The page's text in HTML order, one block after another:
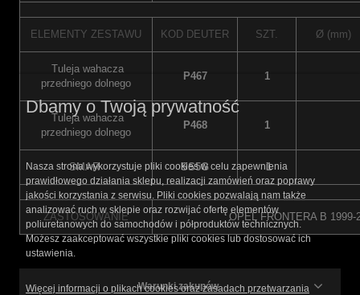
ELEMENTY ZESTAWU KOD DEUTER SZT. Ø (mm)
Tuleja wahacza
przedniego dolnego
P467 1
Tuleja wahacza
przedniego dolnego
P468 1
SMAR SS5G 1
ZASTOSOWANIE OPEL FRONTERA B
Warunki zakupów
Dbamy o Twoją prywatność
Nasza strona wykorzystuje pliki cookies w celu zapewnienia
prawidłowego działania sklepu, realizacji zamówień oraz poprawy
jakości korzystania z serwisu. Pliki cookies pozwalają nam także
analizować ruch w sklepie oraz rozwijać ofertę elementów
poliuretanowych do samochodów i półproduktów technicznych.
Możesz zaakceptować wszystkie pliki cookies lub dostosować ich
ustawienia.
Więcej informacji o plikach cookies oraz zasadach przetwarzania